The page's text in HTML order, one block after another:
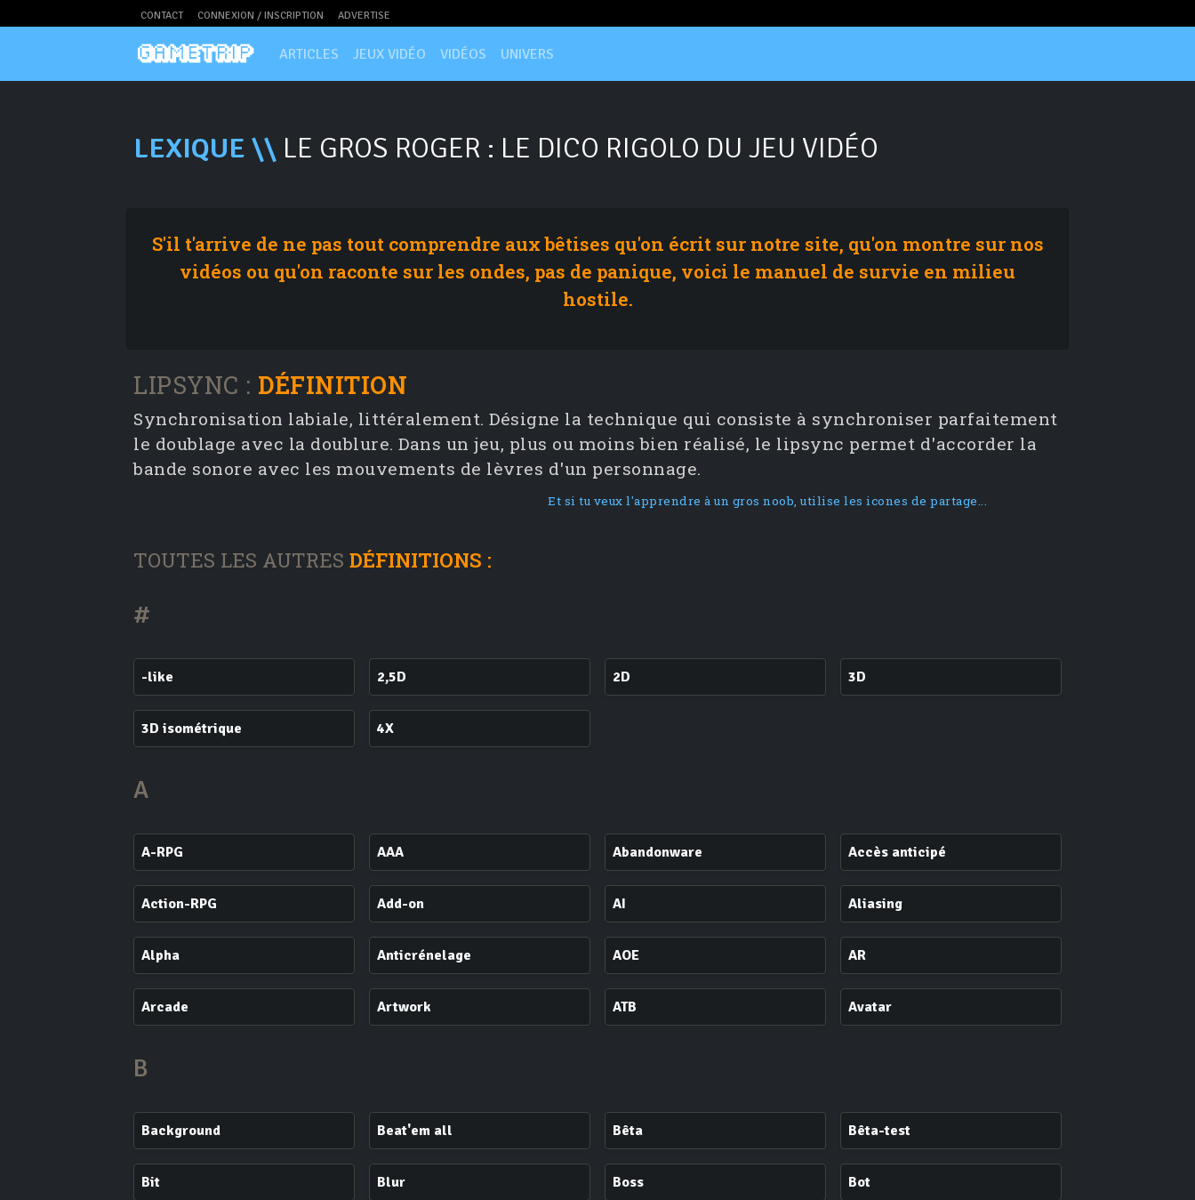
CONTACT CONNEXION / INSCRIPTION ADVERTISE
ARTICLES JEUX VIDÉO VIDÉOS UNIVERS
LEXIQUE \\ LE GROS ROGER : LE DICO RIGOLO DU JEU VIDÉO
S'il t'arrive de ne pas tout comprendre aux bêtises qu'on écrit sur notre site, qu'on montre sur nos
vidéos ou qu'on raconte sur les ondes, pas de panique, voici le manuel de survie en milieu
hostile.
LIPSYNC : DÉFINITION
Synchronisation labiale, littéralement. Désigne la technique qui consiste à synchroniser parfaitement
le doublage avec la doublure. Dans un jeu, plus ou moins bien réalisé, le lipsync permet d'accorder la
bande sonore avec les mouvements de lèvres d'un personnage.
Et si tu veux l'apprendre à un gros noob, utilise les icones de partage...
TOUTES LES AUTRES DÉFINITIONS :
#
-like 2,5D 2D 3D
3D isométrique 4X
A
A-RPG AAA Abandonware Accès anticipé
Action-RPG Add-on AI Aliasing
Alpha Anticrénelage AOE AR
Arcade Artwork ATB Avatar
B
Background Beat'em all Bêta Bêta-test
Bit Blur Boss Bot